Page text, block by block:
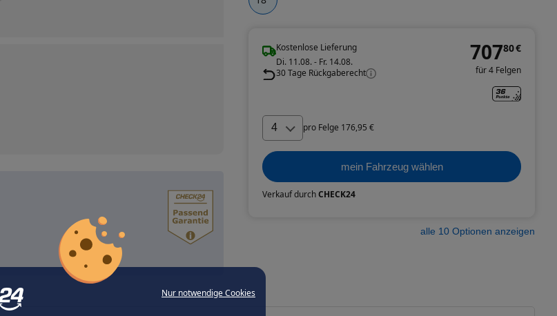
Nur notwendige Cookies
Kostenlose Lieferung
Di. 11.08. - Fr. 14.08.
30 Tage Rückgaberecht
70780€
für 4 Felgen
4 pro Felge 176,95 €
mein Fahrzeug wählen
Verkauf durchCHECK24
alle 10Optionen anzeigen